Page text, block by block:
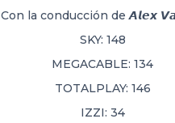
Con la conducción de 𝘼𝙡𝙚𝙭
SKY: 148
MEGACABLE: 134
TOTALPLAY: 146
IZZI: 34